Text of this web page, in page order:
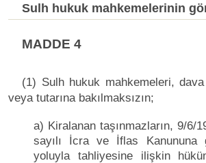
Sulh hukuk mahkemelerinin
MADDE 4
(1) Sulh hukuk mahkemeleri,
veya tutarına bakılmaksızın;
a) Kiralanan taşınmazların, 9/6/
sayılı İcra ve İflas Kanununa
yoluyla tahliyesine ilişkin